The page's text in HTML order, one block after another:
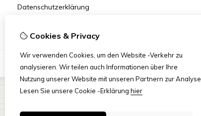
Datenschutzerklärung
Cookies & Privacy
Wir verwenden Cookies, um den Website -Verkehr zu
analysieren. Wir teilen auch Informationen über Ihre
Nutzung unserer Website mit unseren Partnern zur Analyse.
Lesen Sie unsere Cookie -Erklärung hier